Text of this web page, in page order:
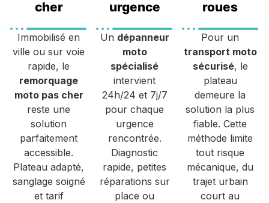
cher
Immobilisé en
ville ou sur voie
rapide, le
remorquage
moto pas cher
reste une
solution
parfaitement
accessible.
Plateau adapté,
sanglage soigné
et tarif
urgence
Un dépanneur
moto
spécialisé
intervient
24h/24 et 7j/7
pour chaque
urgence
rencontrée.
Diagnostic
rapide, petites
réparations sur
place ou
roues
Pour un
transport moto
sécurisé, le
plateau
demeure la
solution la plus
fiable. Cette
méthode limite
tout risque
mécanique, du
trajet urbain
court au